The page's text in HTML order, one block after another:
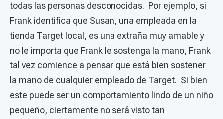
todas las personas desconocidas. Por ejemplo, si
Frank identifica que Susan, una empleada en la
tienda Target local, es una extraña muy amable y
no le importa que Frank le sostenga la mano, Frank
tal vez comience a pensar que está bien sostener
la mano de cualquier empleado de Target. Si bien
este puede ser un comportamiento lindo de un niño
pequeño, ciertamente no será visto tan